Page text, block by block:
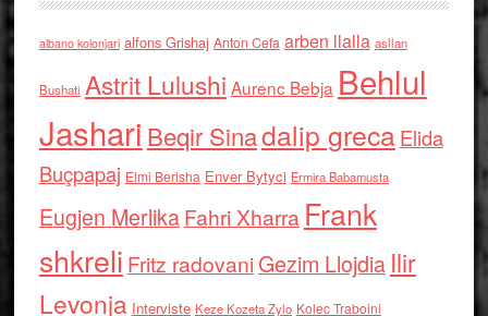
albano kolonjari alfons Grishaj Anton Cefa arben llalla asllan
Bushati Astrit Lulushi Aurenc Bebja Behlul
Jashari Beqir Sinadalip grecaElida
Buçpapaj Elmi Berisha Enver Bytyci Ermira Babamusta
Eugjen MerlikaFahri Xharra Frank
shkreli Fritz radovaniGezim Llojdia Ilir
Levonja Interviste Keze Kozeta Zylo Kolec Traboini